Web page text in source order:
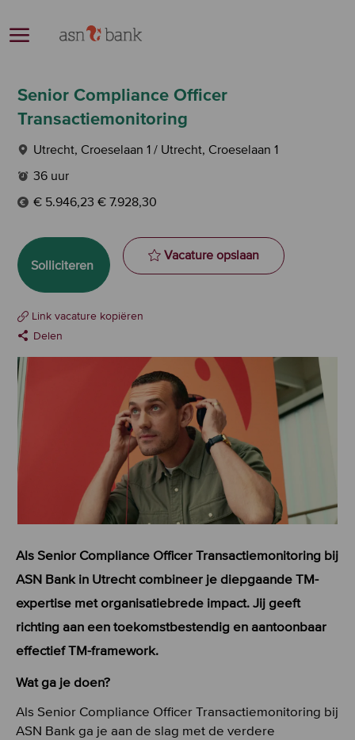
Senior Compliance Officer
Transactiemonitoring
PlaatsUtrecht, Croeselaan 1 / Utrecht, Croeselaan 1
Werktijden
36 uur
€ 5.946,23 € 7.928,30
Solliciteren
Vacature opslaanSenior
Link vacature kopiëren
Delen
Als Senior Compliance Officer Transactiemonitoring bij
ASN Bank in Utrecht combineer je diepgaande TM-
expertise met organisatiebrede impact. Jij geeft
richting aan een toekomstbestendig en aantoonbaar
effectief TM-framework.
Wat ga je doen?
Als Senior Compliance Officer Transactiemonitoring bij
ASN Bank ga je aan de slag met de verdere